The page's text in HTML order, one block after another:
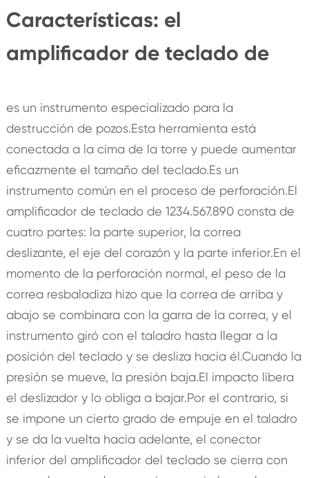
Características: el
amplificador de teclado de
es un instrumento especializado para la
destrucción de pozos.Esta herramienta está
conectada a la cima de la torre y puede aumentar
eficazmente el tamaño del teclado.Es un
instrumento común en el proceso de perforación.El
amplificador de teclado de 1234.567.890 consta de
cuatro partes: la parte superior, la correa
deslizante, el eje del corazón y la parte inferior.En el
momento de la perforación normal, el peso de la
correa resbaladiza hizo que la correa de arriba y
abajo se combinara con la garra de la correa, y el
instrumento giró con el taladro hasta llegar a la
posición del teclado y se desliza hacia él.Cuando la
presión se mueve, la presión baja.El impacto libera
el deslizador y lo obliga a bajar.Por el contrario, si
se impone un cierto grado de empuje en el taladro
y se da la vuelta hacia adelante, el conector
inferior del amplificador del teclado se cierra con